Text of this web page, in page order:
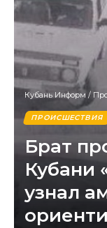
Кубань Информ /
ПРОИСШЕСТВИЯ
Брат
Кубани
узнал